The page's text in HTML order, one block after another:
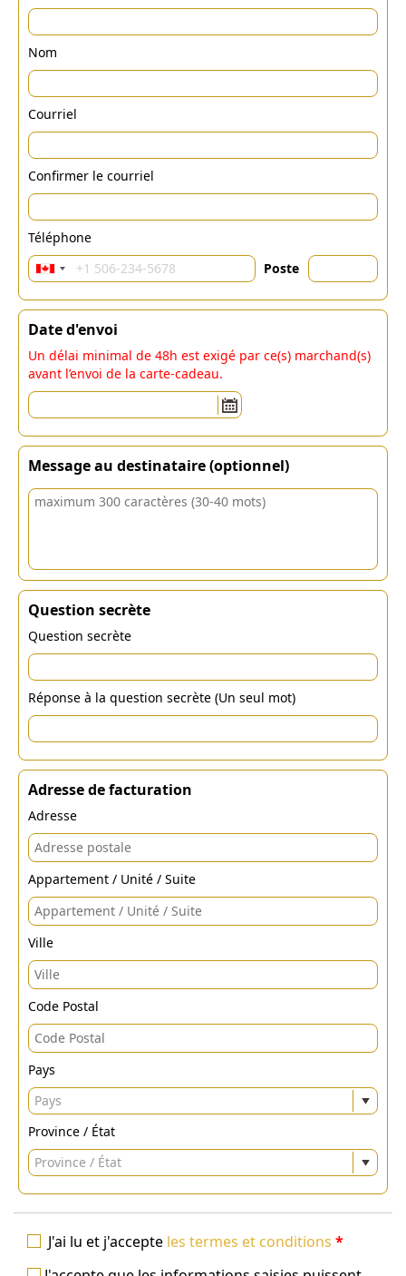
Nom
Courriel
Confirmer le courriel
Téléphone
Poste
Date d'envoi
Un délai minimal de 48h est exigé par ce(s) marchand(s)
avant l’envoi de la carte-cadeau.
Message au destinataire (optionnel)
Question secrète
Question secrète
Réponse à la question secrète (Un seul mot)
Adresse de facturation
Adresse
Appartement / Unité / Suite
Ville
Code Postal
Pays
Pays
Province / État
Province / État
J'ai lu et j'accepte les termes et conditions *